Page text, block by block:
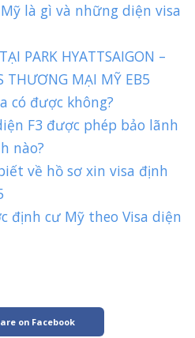
là gì và những diện visa
PARK HYATTSAIGON –
MẠI MỸ EB5
có được không?
F3 được phép bảo lãnh
nào?
về hồ sơ xin visa định
định cư Mỹ theo Visa diện
on Facebook